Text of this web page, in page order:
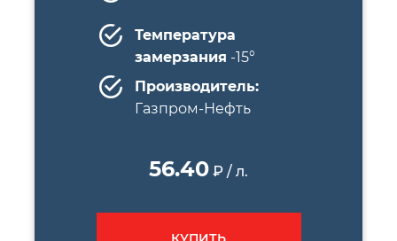
Температура
замерзания -15°
Производитель:
Газпром-Нефть
56.40 ₽ / л.